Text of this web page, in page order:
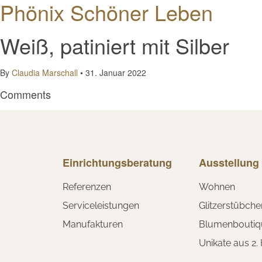
Phönix Schöner Leben
Weiß, patiniert mit Silber
By Claudia Marschall • 31. Januar 2022
Comments
Einrichtungsberatung
Referenzen
Serviceleistungen
Manufakturen
Ausstellung
Wohnen
Unikate aus 2.